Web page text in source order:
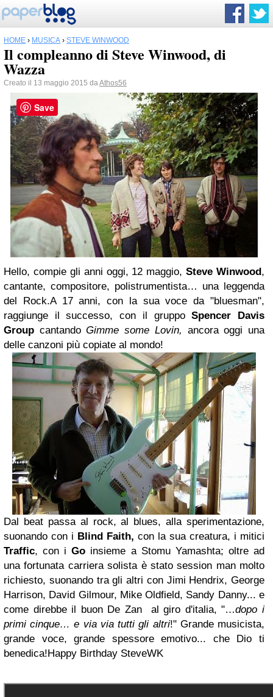
HOME › MUSICA › STEVE WINWOOD
Il compleanno di Steve Winwood, di
Wazza
Creato il 13 maggio 2015 daAthos56
Hello, compie gli anni oggi, 12 maggio,Steve Winwood ,
cantante, compositore, polistrumentista… una leggenda
del Rock.A 17 anni, con la sua voce da "bluesman",
raggiunge il successo, con il gruppoSpencer Davis
Group cantandoGimme some Lovin, ancora oggi una
delle canzoni più copiate al mondo!
Dal beat passa al rock, al blues, alla sperimentazione,
suonando con i Blind Faith, con la sua creatura, i mitici
Traffic, con iGo insieme a Stomu Yamashta; oltre ad
una fortunata carriera solista è stato session man molto
richiesto, suonando tra gli altri con Jimi Hendrix, George
Harrison, David Gilmour, Mike Oldfield, Sandy Danny... e
come direbbe il buon De Zan al giro d'italia, "…dopo i
primi cinque… e via via tutti gli altri!" Grande musicista,
grande voce, grande spessore emotivo... che Dio ti
benedica! Happy Birthday SteveWK
Save